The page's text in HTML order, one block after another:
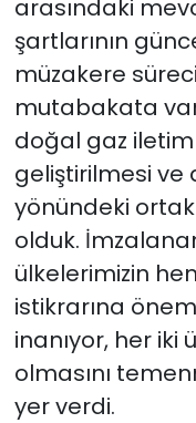
arasındaki
şartlarının
müzakere
mutabakata
doğal gaz
geliştirilmesi ve
yönündeki
olduk.
ülkelerimizin
istikrarına
inanıyor, her iki
olmasını
yer verdi.